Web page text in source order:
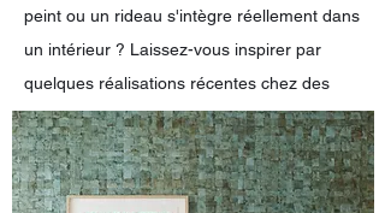
peint ou un rideau s'intègre réellement dans
un intérieur ? Laissez-vous inspirer par
quelques réalisations récentes chez des
clients satisfaits. Chaque projet témoigne de
notre passion pour l'atmosphère, le détail et
la finition.